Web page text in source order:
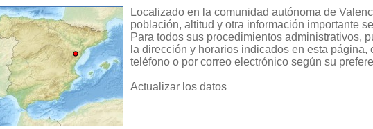
Localizado en la comunidad autónoma de
población, altitud y otra información importante
Para todos sus procedimientos administrativos,
la dirección y horarios indicados en esta
teléfono o por correo electrónico según su
Actualizar los datos